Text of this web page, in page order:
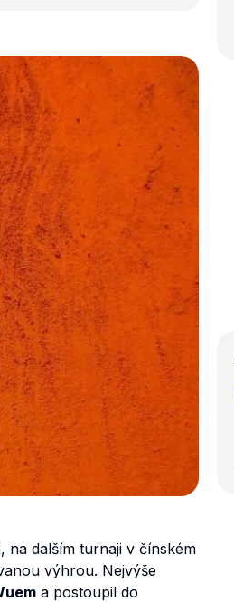
na dalším turnaji v čínském
výhrou. Nejvýše
a postoupil do